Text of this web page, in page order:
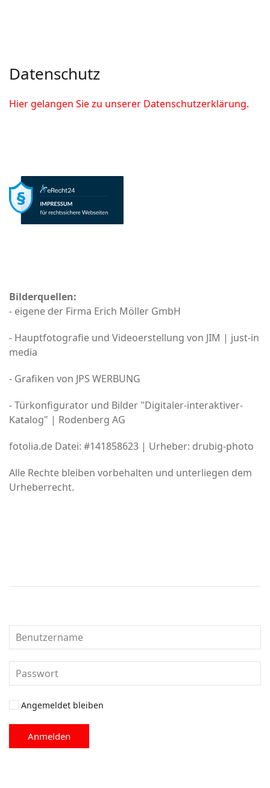
Datenschutz
Hier gelangen Sie zu unserer Datenschutzerklärung.
Bilderquellen:
- eigene der Firma Erich Möller GmbH
- Hauptfotografie und Videoerstellung von JIM | just-in
media
- Grafiken von JPS WERBUNG
- Türkonfigurator und Bilder "Digitaler-interaktiver-
Katalog" | Rodenberg AG
fotolia.de Datei: #141858623 | Urheber: drubig-photo
Alle Rechte bleiben vorbehalten und unterliegen dem
Urheberrecht.
Angemeldet bleiben
Anmelden